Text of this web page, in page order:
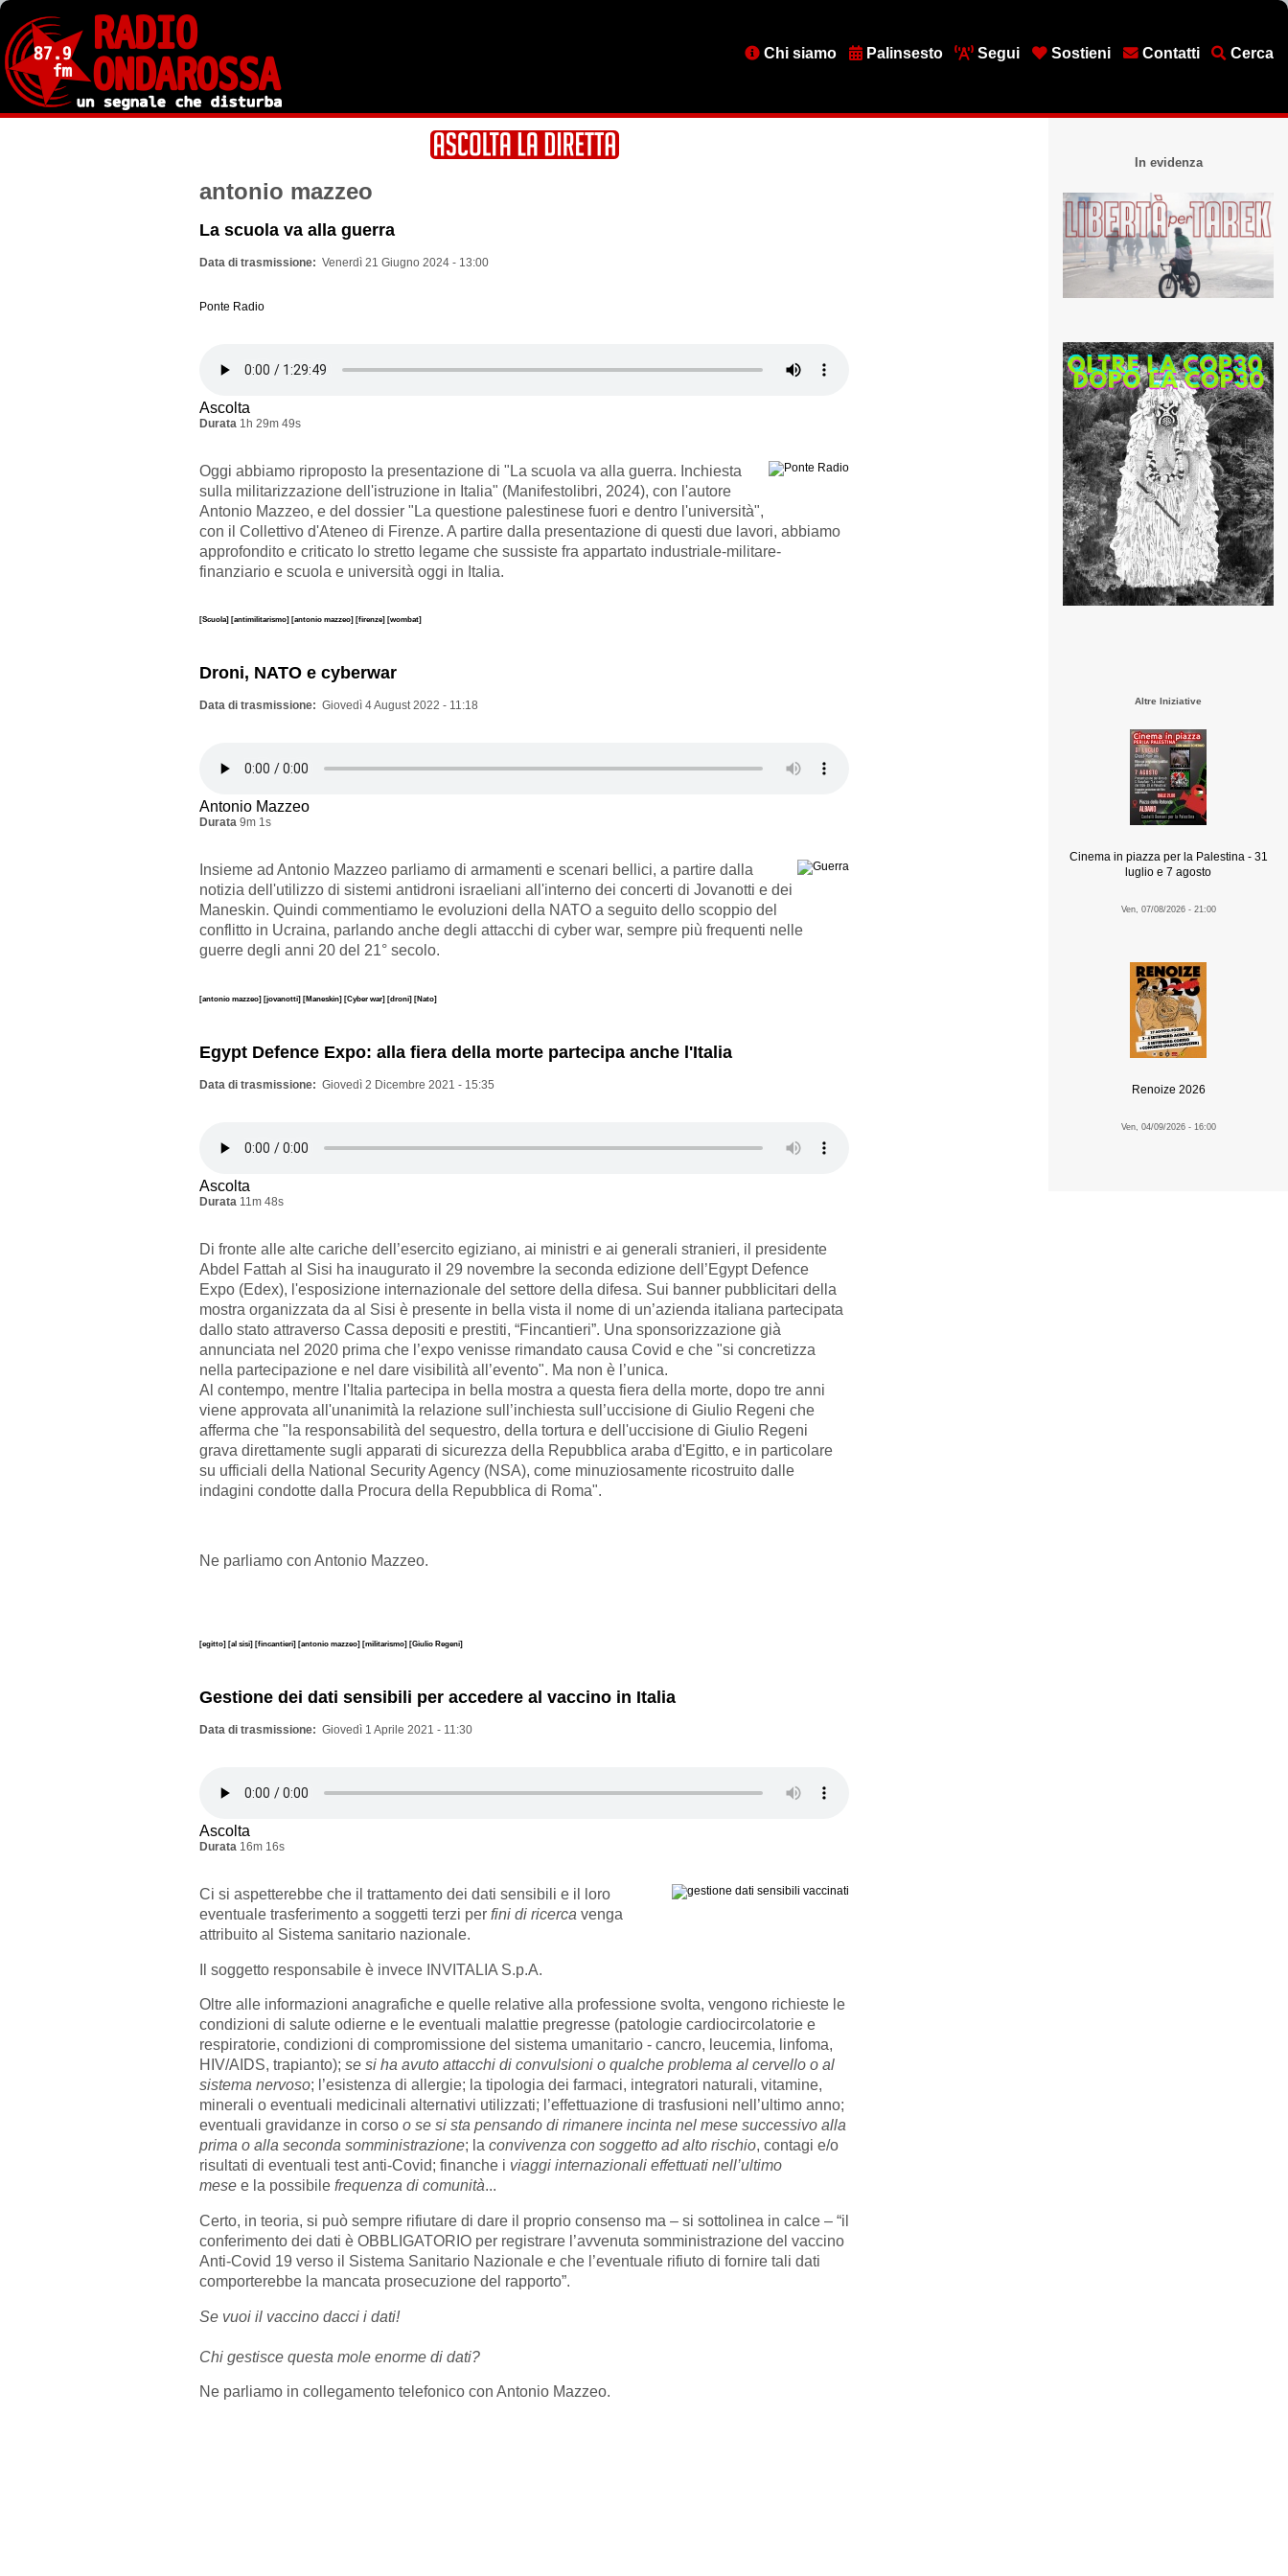
Salta
contenuto
principale
MenuChi siamo Palinsesto Segui Sostieni Contatti Cerca
antonio mazzeo
La scuola va alla guerra
Data di trasmissione Venerdì 21 Giugno 2024 - 13:00
Ponte Radio
Ascolta
Durata 1h 29m 49s
Oggi abbiamo riproposto la presentazione di "La scuola va alla guerra. Inchiesta
sulla militarizzazione dell'istruzione in Italia" (Manifestolibri, 2024), con l'autore
Antonio Mazzeo, e del dossier "La questione palestinese fuori e dentro l'università",
con il Collettivo d'Ateneo di Firenze. A partire dalla presentazione di questi due lavori, abbiamo
approfondito e criticato lo stretto legame che sussiste fra appartato industriale-militare-
finanziario e scuola e università oggi in Italia.
[Scuola] [antimilitarismo] [antonio mazzeo] [firenze] [wombat]
Droni, NATO e cyberwar
Data di trasmissione Giovedì 4 August 2022 - 11:18
Antonio Mazzeo
Durata 9m 1s
Insieme ad Antonio Mazzeo parliamo di armamenti e scenari bellici, a partire dalla
notizia dell'utilizzo di sistemi antidroni israeliani all'interno dei concerti di Jovanotti e dei
Maneskin. Quindi commentiamo le evoluzioni della NATO a seguito dello scoppio del
conflitto in Ucraina, parlando anche degli attacchi di cyber war, sempre più frequenti nelle
guerre degli anni 20 del 21° secolo.
[antonio mazzeo] [jovanotti] [Maneskin] [Cyber war] [droni] [Nato]
Egypt Defence Expo: alla fiera della morte partecipa anche l'Italia
Data di trasmissione Giovedì 2 Dicembre 2021 - 15:35
Ascolta
Durata 11m 48s
Di fronte alle alte cariche dell’esercito egiziano, ai ministri e ai generali stranieri, il presidente
Abdel Fattah al Sisi ha inaugurato il 29 novembre la seconda edizione dell’Egypt Defence
Expo (Edex), l'esposizione internazionale del settore della difesa. Sui banner pubblicitari della
mostra organizzata da al Sisi è presente in bella vista il nome di un’azienda italiana partecipata
dallo stato attraverso Cassa depositi e prestiti, “Fincantieri”. Una sponsorizzazione già
annunciata nel 2020 prima che l’expo venisse rimandato causa Covid e che "si concretizza
nella partecipazione e nel dare visibilità all’evento". Ma non è l’unica.
Al contempo, mentre l'Italia partecipa in bella mostra a questa fiera della morte, dopo tre anni
viene approvata all'unanimità la relazione sull’inchiesta sull’uccisione di Giulio Regeni che
afferma che "la responsabilità del sequestro, della tortura e dell'uccisione di Giulio Regeni
grava direttamente sugli apparati di sicurezza della Repubblica araba d'Egitto, e in particolare
su ufficiali della National Security Agency (NSA), come minuziosamente ricostruito dalle
indagini condotte dalla Procura della Repubblica di Roma".
Ne parliamo con Antonio Mazzeo.
[egitto] [al sisi] [fincantieri] [antonio mazzeo] [militarismo] [Giulio Regeni]
Gestione dei dati sensibili per accedere al vaccino in Italia
Data di trasmissione Giovedì 1 Aprile 2021 - 11:30
Ascolta
Durata 16m 16s
Ci si aspetterebbe che il trattamento dei dati sensibili e il loro
eventuale trasferimento a soggetti terzi per fini di ricerca venga
attribuito al Sistema sanitario nazionale.
Il soggetto responsabile è invece INVITALIA S.p.A.
Oltre alle informazioni anagrafiche e quelle relative alla professione svolta, vengono richieste le
condizioni di salute odierne e le eventuali malattie pregresse (patologie cardiocircolatorie e
respiratorie, condizioni di compromissione del sistema umanitario - cancro, leucemia, linfoma,
HIV/AIDS, trapianto); se si ha avuto attacchi di convulsioni o qualche problema al cervello o al
sistema nervoso; l’esistenza di allergie; la tipologia dei farmaci, integratori naturali, vitamine,
minerali o eventuali medicinali alternativi utilizzati; l’effettuazione di trasfusioni nell’ultimo anno;
eventuali gravidanze in corso o se si sta pensando di rimanere incinta nel mese successivo alla
prima o alla seconda somministrazione; la convivenza con soggetto ad alto rischio, contagi e/o
risultati di eventuali test anti-Covid; finanche i viaggi internazionali effettuati nell’ultimo
mese e la possibile frequenza di comunità...
Certo, in teoria, si può sempre rifiutare di dare il proprio consenso ma – si sottolinea in calce – “il
conferimento dei dati è OBBLIGATORIO per registrare l’avvenuta somministrazione del vaccino
Anti-Covid 19 verso il Sistema Sanitario Nazionale e che l’eventuale rifiuto di fornire tali dati
comporterebbe la mancata prosecuzione del rapporto”.
Se vuoi il vaccino dacci i dati!
Chi gestisce questa mole enorme di dati?
Ne parliamo in collegamento telefonico con Antonio Mazzeo.
In evidenza
Altre Iniziative
Cinema in piazza per la Palestina - 31
luglio e 7 agosto
Ven, 07/08/2026 - 21:00
Renoize 2026
Ven, 04/09/2026 - 16:00